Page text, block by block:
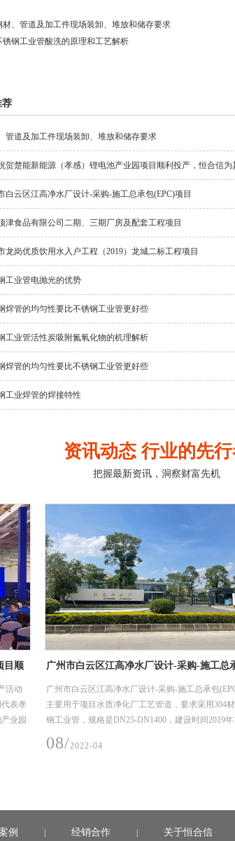
材、管道及加工件现场装卸、堆放和储存要求
锈钢工业管酸洗的原理和工艺解析
荐
管道及加工件现场装卸、堆放和储存要求
贺楚能新能源（孝感）锂电池产业园项目顺利投产，恒合信
白云区江高净水厂设计-采购-施工总承包(EPC)项目
津食品有限公司二期、三期厂房及配套工程项目
龙岗优质饮用水入户工程（2019）龙城二标工程项目
工业管电抛光的优势
焊管的均匀性要比不锈钢工业管更好些
工业管活性炭吸附氮氧化物的机理解析
焊管的均匀性要比不锈钢工业管更好些
工业焊管的焊接特性
资讯动态 行业的先
把握最新资讯，洞察财富先机
目顺
活动
表孝
业园
广州市白云区江高净水厂设计-采购-施工总
广州市白云区江高净水厂设计-采购-施工总承包
主要用于项目水质净化厂工艺管道，要求采用304
钢工业管，规格是DN25-DN1400，建设时间2019年
08/2022-04
例 | 经销合作 | 关于恒合信